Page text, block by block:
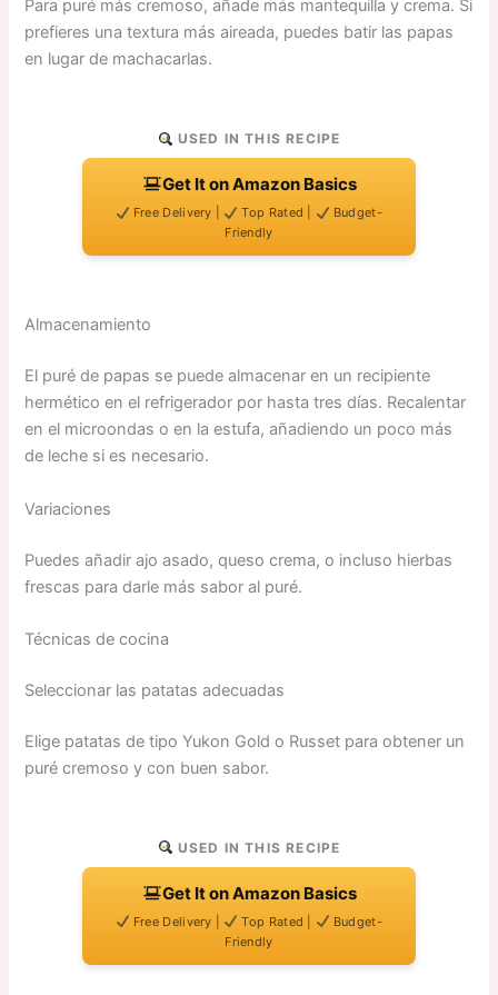
Para puré más cremoso, añade más mantequilla y crema. Si
prefieres una textura más aireada, puedes batir las papas
en lugar de machacarlas.
USED IN THIS RECIPE
Get It on Amazon Basics
Free Delivery | Top Rated |
Budget-
Friendly
Almacenamiento
El puré de papas se puede almacenar en un recipiente
hermético en el refrigerador por hasta tres días. Recalentar
en el microondas o en la estufa, añadiendo un poco más
de leche si es necesario.
Variaciones
Puedes añadir ajo asado, queso crema, o incluso hierbas
frescas para darle más sabor al puré.
Técnicas de cocina
Seleccionar las patatas adecuadas
Elige patatas de tipo Yukon Gold o Russet para obtener un
puré cremoso y con buen sabor.
USED IN THIS RECIPE
Get It on Amazon Basics
Free Delivery | Top Rated |
Budget-
Friendly